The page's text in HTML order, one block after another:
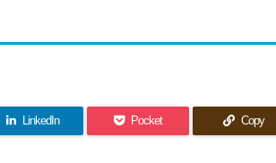
LinkedIn Pocket Copy